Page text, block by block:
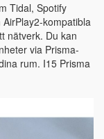
Tidal, Spotify
kompatibla
nätverk. Du kan
via Prisma-
rum. I15 Prisma